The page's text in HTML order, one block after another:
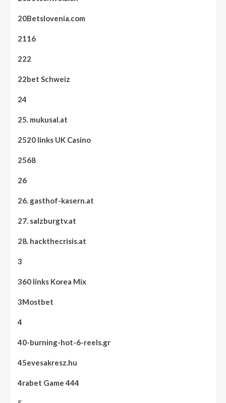
20Betslovenia.com
2116
222
22bet Schweiz
24
25. mukusal.at
2520 links UK Casino
2568
26
26. gasthof-kasern.at
27. salzburgtv.at
28. hackthecrisis.at
3
360 links Korea Mix
3Mostbet
4
40-burning-hot-6-reels.gr
45evesakresz.hu
4rabet Game 444